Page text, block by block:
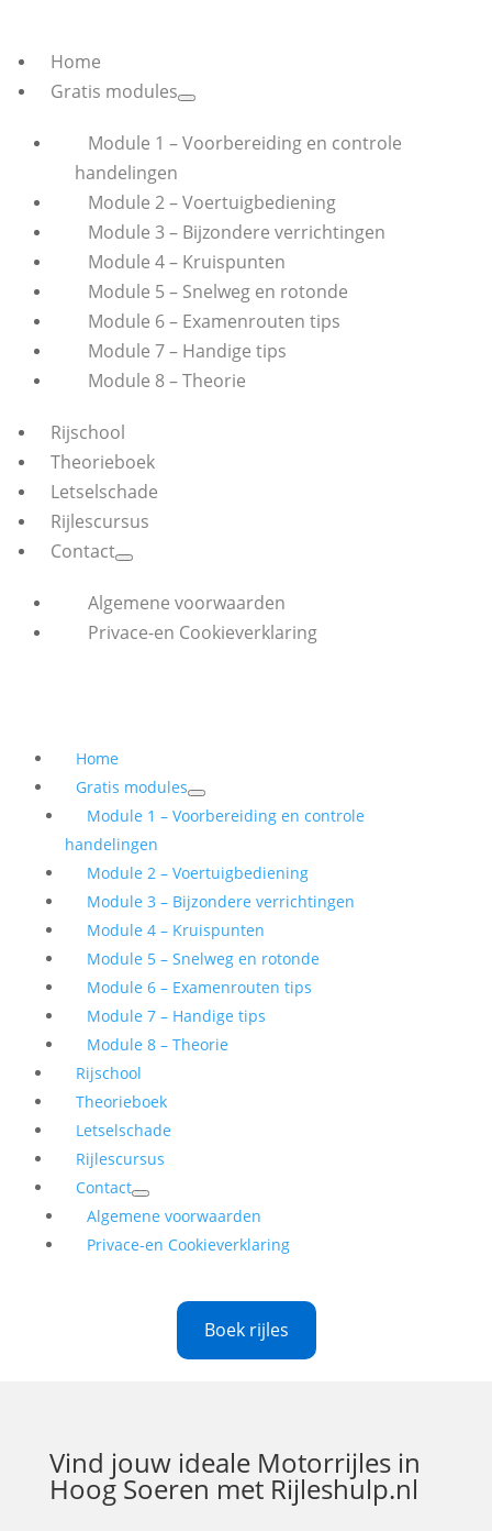
Home
Gratis modules
Module 1 – Voorbereiding en controle
handelingen
Module 2 – Voertuigbediening
Module 3 – Bijzondere verrichtingen
Module 4 – Kruispunten
Module 5 – Snelweg en rotonde
Module 6 – Examenrouten tips
Module 7 – Handige tips
Module 8 – Theorie
Rijschool
Theorieboek
Letselschade
Rijlescursus
Contact
Algemene voorwaarden
Privace-en Cookieverklaring
Home
Gratis modules
Module 1 – Voorbereiding en controle
handelingen
Module 2 – Voertuigbediening
Module 3 – Bijzondere verrichtingen
Module 4 – Kruispunten
Module 5 – Snelweg en rotonde
Module 6 – Examenrouten tips
Module 7 – Handige tips
Module 8 – Theorie
Rijschool
Theorieboek
Letselschade
Rijlescursus
Contact
Algemene voorwaarden
Privace-en Cookieverklaring
Boek rijles
Vind jouw ideale Motorrijles in
Hoog Soeren met Rijleshulp.nl